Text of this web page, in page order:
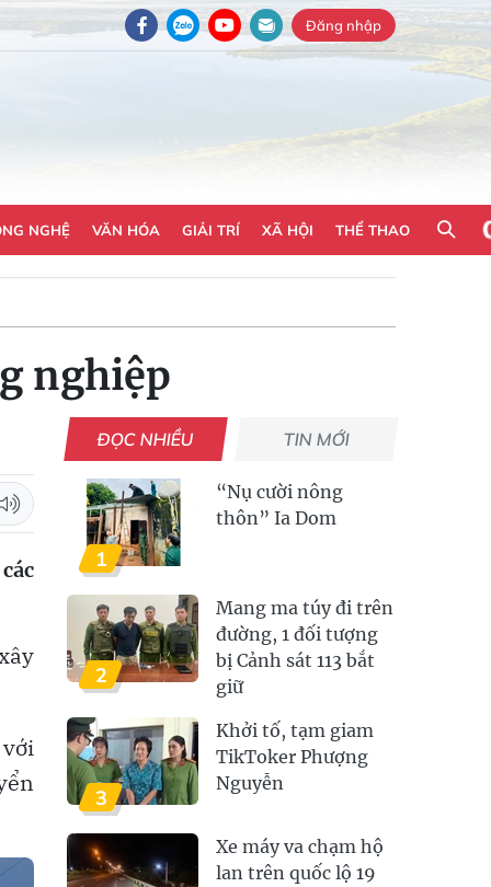
Đăng nhập
NGHỆ VĂN HÓA GIẢI TRÍ XÃ HỘI THỂ THAO
nghiệp
ĐỌC NHIỀU TIN MỚI
1
“Nụ cười nông
thôn” Ia Dom
2
Mang ma túy đi trên
đường, 1 đối tượng
bị Cảnh sát 113 bắt
giữ
3
Khởi tố, tạm giam
TikToker Phượng
Nguyễn
Xe máy va chạm hộ
lan trên quốc lộ 19